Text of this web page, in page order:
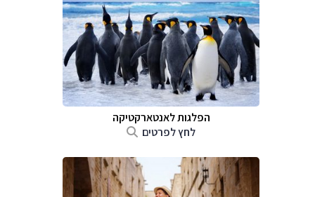
הפלגות לאנטארקטיקה
לחץ לפרטים